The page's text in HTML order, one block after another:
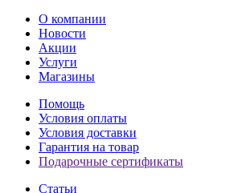
О компании
Новости
Акции
Услуги
Магазины
Помощь
Условия оплаты
Условия доставки
Гарантия на товар
Подарочные сертификаты
Статьи